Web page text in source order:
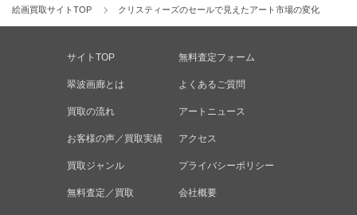
絵画買取サイトTOP クリスティーズのセールで見えたアート市場の変化
サイトTOP 無料査定フォーム
翠波画廊とは よくあるご質問
買取の流れ アートニュース
お客様の声／買取実績 アクセス
買取ジャンル プライバシーポリシー
無料査定／買取 会社概要